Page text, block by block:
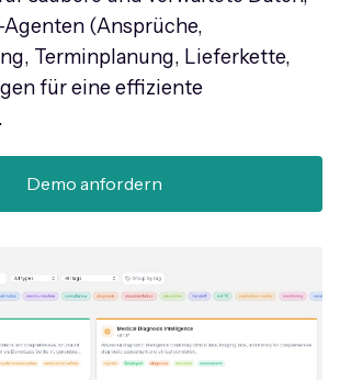
(Ansprüche,
Terminplanung, Lieferkette,
für eine effiziente
Demo anfordern